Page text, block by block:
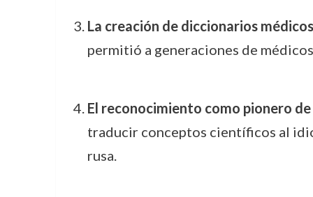
La creación de diccionarios
permitió a generaciones de
El reconocimiento como pionero
traducir conceptos científicos al
rusa.